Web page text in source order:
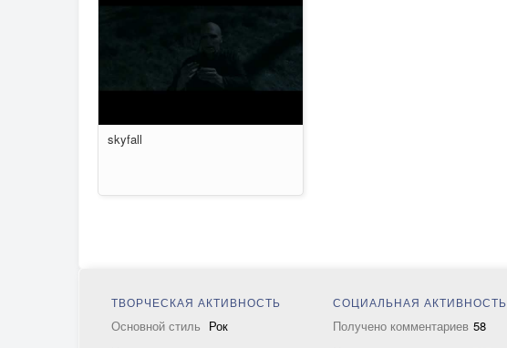
skyfall
ТВОРЧЕСКАЯ АКТИВНОСТЬ
Основной стиль Рок
СОЦИАЛЬНАЯ АКТИВНОСТЬ
Получено комментариев 58